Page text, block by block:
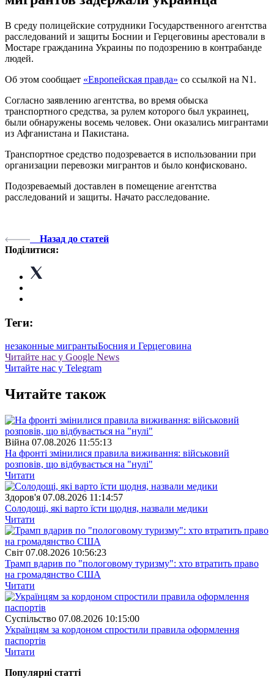
В среду полицейские сотрудники Государственного агентства
расследований и защиты Боснии и Герцеговины арестовали в
Мостаре гражданина Украины по подозрению в контрабанде
людей.
Об этом сообщает «Европейская правда» со ссылкой на N1.
Согласно заявлению агентства, во время обыска
транспортного средства, за рулем которого был украинец,
были обнаружены восемь человек. Они оказались мигрантами
из Афганистана и Пакистана.
Транспортное средство подозревается в использовании при
организации перевозки мигрантов и было конфисковано.
Подозреваемый доставлен в помещение агентства
расследований и защиты. Начато расследование.
Назад до статей
Поділитися:
Теги:
незаконные мигрантыБосния и Герцеговина
Читайте нас у Google News
Читайте нас у Telegram
Читайте також
Війна 07.08.2026 11:55:13
На фронті змінилися правила виживання: військовий
розповів, що відбувається на "нулі"
Читати
Здоров'я 07.08.2026 11:14:57
Солодощі, які варто їсти щодня, назвали медики
Читати
Свiт 07.08.2026 10:56:23
Трамп вдарив по "пологовому туризму": хто втратить право
на громадянство США
Читати
Суспiльство 07.08.2026 10:15:00
Українцям за кордоном спростили правила оформлення
паспортів
Читати
Популярнi статтi